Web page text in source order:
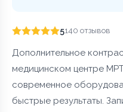
5140 отзывов
Дополнительное
медицинском центре
современное
быстрые результаты.